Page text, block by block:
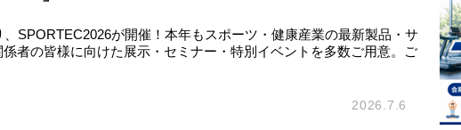
SPORTEC2026が開催！本年もスポーツ・健康産業の最新製品・サ
者の皆様に向けた展示・セミナー・特別イベントを多数ご用意。ご
2026.7.6